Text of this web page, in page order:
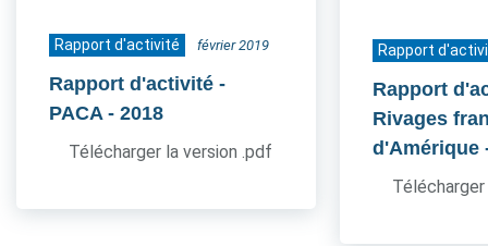
Rapport d'activité février 2019
Rapport d'activité -
PACA - 2018
Télécharger la version .pdf
Rapport
Rapport
Rivages
d'Amérique